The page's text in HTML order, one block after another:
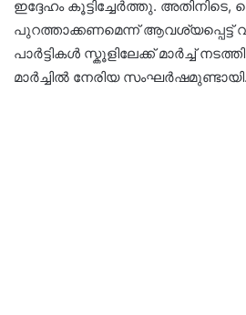
ഇദ്ദേഹം കൂട്ടിച്ചേര്‍ത്തു. അതിനിടെ,
പുറത്താക്കണമെന്ന് ആവശ്യപ്പെട്ട്
പാർട്ടികൾ സ്കൂളിലേക്ക് മാർച്ച്
മാർച്ചിൽ നേരിയ സംഘർഷമുണ്ടായി.